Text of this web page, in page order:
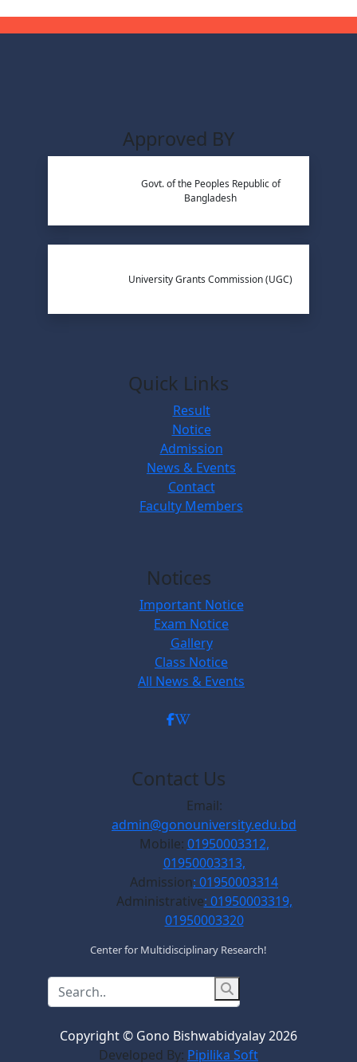
Approved BY
Govt. of the Peoples Republic of
Bangladesh
University Grants Commission (UGC)
Quick Links
Result
Notice
Admission
News & Events
Contact
Faculty Members
Notices
Important Notice
Exam Notice
Gallery
Class Notice
All News & Events
Contact Us
Email:
admin@gonouniversity.edu.bd
Mobile: 01950003312,
01950003313,
Admission: 01950003314
Administrative: 01950003319,
01950003320
Center for Multidisciplinary Research!
Copyright © Gono Bishwabidyalay 2026
Developed By: Pipilika Soft